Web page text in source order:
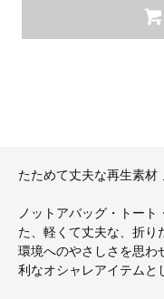
たためて丈夫な再生素材
ノットアバッグ・トー
た、軽くて丈夫な、折り
環境へのやさしさを思わ
利なオシャレアイテムと